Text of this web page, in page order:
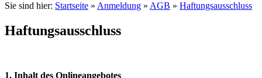
Sie sind hier: Startseite » Anmeldung » AGB » Haftungsausschluss
Haftungsausschluss
1. Inhalt des Onlineangebotes